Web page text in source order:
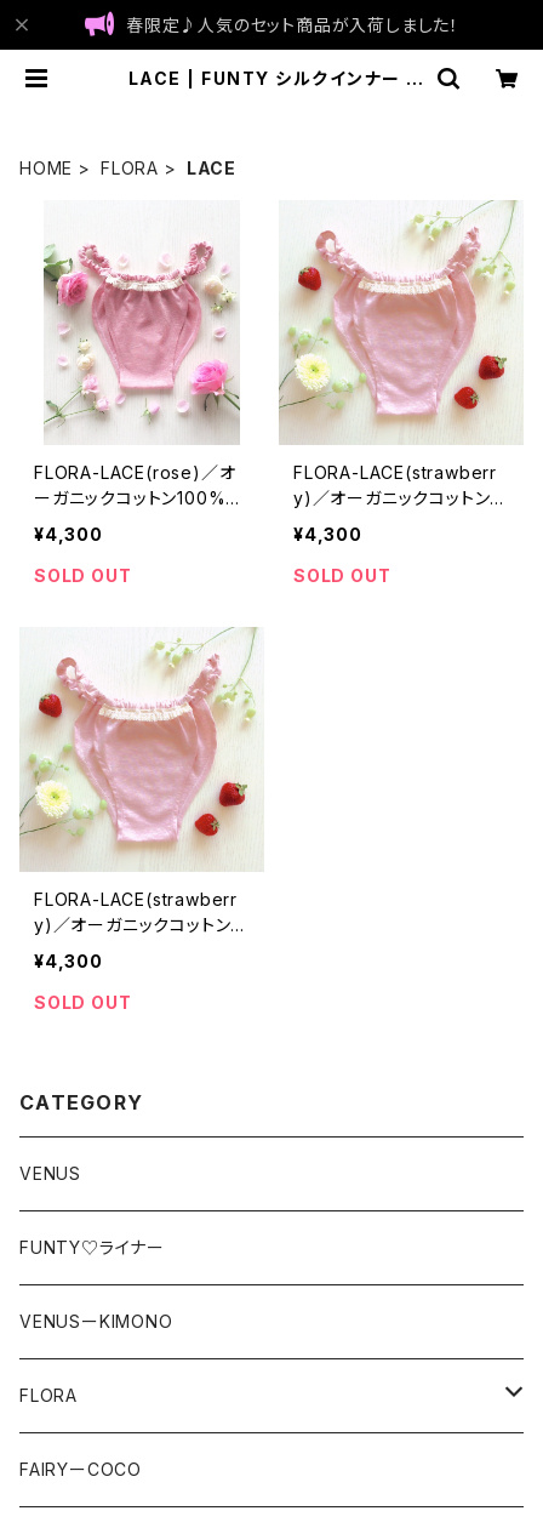
春限定♪人気のセット商品が入荷しました！
LACE | FUNTY シルクインナー |
HOME FLORA LACE
FLORA-LACE(rose)／オ
ーガニックコットン100%／
ノーマル
¥4,300
SOLD OUT
FLORA-LACE(strawberr
y)／オーガニックコットン10
0%／ノーマル
¥4,300
SOLD OUT
FLORA-LACE(strawberr
y)／オーガニックコットン10
0%／ミニ
¥4,300
SOLD OUT
CATEGORY
VENUS
FUNTY♡ライナー
VENUSーKIMONO
FLORA
LACE
FAIRYーCOCO